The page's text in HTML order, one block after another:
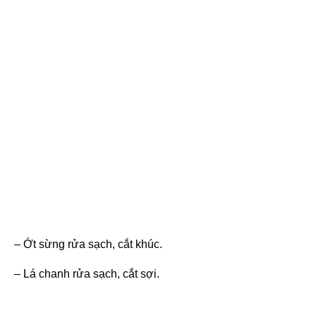
– Ớt sừng rửa sạch, cắt khúc.
– Lá chanh rửa sạch, cắt sợi.